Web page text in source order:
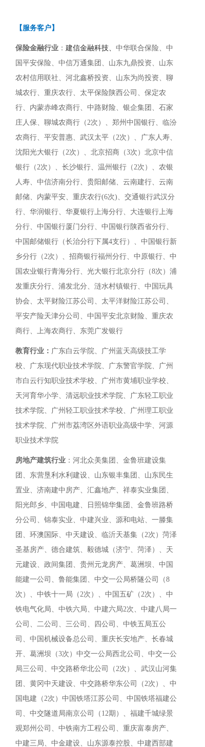
【服务客户】
保险金融行业 ： 建信金融科技、 中华联合保险、中
国平安保险、中信万通集团、山东九鼎投资、山东
农村信用联社、河北鑫桥投资、山东为尚投资、聊
城农行、重庆农行、太平保险陕西公司、保定农
行、内蒙赤峰农商行、中路财险、银企集团、石家
庄人保、聊城农商行（2次）、郑州中国银行、临汾
农商行、平安普惠、武汉太平（2次）、广东人寿、
沈阳光大银行（2次）、北京招商（3次）北京中信
银行（2次）、长沙银行、温州银行（2次）、农银
人寿、中信济南分行、贵阳邮储、云南建行、云南
邮储、内蒙平安、重庆农行(6次)、交通银行武汉分
行、华润银行、华夏银行上海分行、大连银行上海
分行、中国银行厦门分行、中国银行陕西省分行、
中国邮储银行（长治分行下属4支行）、中国银行新
乡分行（2次）、招商银行福州分行、中原银行、中
国农业银行青海分行、光大银行北京分行（8次）浦
发重庆分行、浦发北分、涟水村镇银行、中国玩具
协会、太平财险江苏公司、太平洋财险江苏公司、
平安产险天津分公司、中国平安北京财险、重庆农
商行、上海农商行、东莞广发银行
教育行业： 广东白云学院、广州蓝天高级技工学
校、广东现代职业技术学院、广东警官学院、广州
市白云行知职业技术学校、广州市黄埔职业学校、
天河育华小学、清远职业技术学院、广东轻工职业
技术学院、广州轻工职业技术学校、广州理工职业
技术学院、广州市荔湾区外语职业高级中学、河源
职业技术学院
房地产建筑行业 ：河北众美集团、金鲁班建设集
团、东营垦利水利建设、山东银丰集团、山东民生
置业、济南建中房产、汇鑫地产、祥泰实业集团、
阳光郎乡、中国电建、日照锦华集团、金鲁班路桥
分公司、锦泰实业、中建兴业、源和电站、一滕集
团、环澳国际、中天建设、临沂天基集（2次）菏泽
圣基房产、德合建筑、毅德城（济宁、菏泽）、天
元建设、政间集团、贵州元龙房产、葛洲坝、中国
能建一公司、鲁能集团、中交一公局桥隧公司（8
次）、中铁十一局（2次）、中国五矿（2次）、中
铁电气化局、中铁六局、中建六局2次、中建八局一
公司、二公司、三公司、四公司、中铁五局五公
司、中国机械设备总公司、重庆长安地产、长春城
开、葛洲坝（3次）中交一公局西北公司、中交一公
局三公司、中交路桥华北公司（2次）、武汉山河集
团、黄冈中天建设、中交路桥华东公司（2次）、中
国电建（2次）中国铁塔江苏公司、中国铁塔福建公
司、中交隧道局南京公司（12期）、福建千城绿景
观郑州公司、中铁南方工程公司、重庆富泰房产、
中建三局、中金建设、山东源泰控股、中建西部建